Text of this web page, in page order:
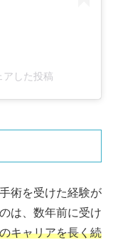
アした投稿
術を受けた経験が
は、数年前に受け
キャリアを長く続